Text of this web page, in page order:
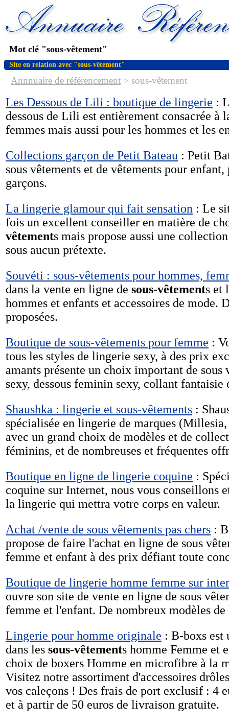
Mot clé "sous-vêtement"
Site en relation avec "sous-vêtement"
Annnuaire de référencement > sous-vêtement
Les Dessous de Lili : boutique de lingerie :
dessous de Lili est entièrement consacrée à
femmes mais aussi pour les hommes et les
Collections garçon de Petit Bateau : Petit
sous vêtements et de vêtements pour
garçons.
La lingerie glamour qui fait sensation : Le
fois un excellent conseiller en matière de
vêtements mais propose aussi une
sous aucun prétexte.
Souvéti : sous-vêtements pour hommes,
dans la vente en ligne de sous-vêtements et
hommes et enfants et accessoires de mode.
proposées.
Boutique de sous-vêtements pour femme :
tous les styles de lingerie sexy, à des prix
amants présente un choix important de
sexy, dessous feminin sexy, collant fantaisie
Shaushka : lingerie et sous-vêtements :
spécialisée en lingerie de marques
avec un grand choix de modèles et de
féminins, et de nombreuses et fréquentes
Boutique en ligne de lingerie coquine :
coquine sur Internet, nous vous conseillons
la lingerie qui mettra votre corps en valeur.
Achat /vente de sous vêtements pas chers :
propose de faire l'achat en ligne de sous
femme et enfant à des prix défiant toute
Boutique de lingerie homme femme sur
ouvre son site de vente en ligne de sous
femme et l'enfant. De nombreux modèles
Lingerie pour homme originale : B-boxs est
dans les sous-vêtements homme Femme et
choix de boxers Homme en microfibre à la
Visitez notre assortiment d'accessoires
vos caleçons ! Des frais de port exclusif : 4
et à partir de 50 euros de livraison gratuite.